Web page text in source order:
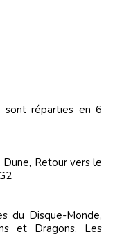
Dune, Retour vers le
du Disque-Monde,
et Dragons, Les